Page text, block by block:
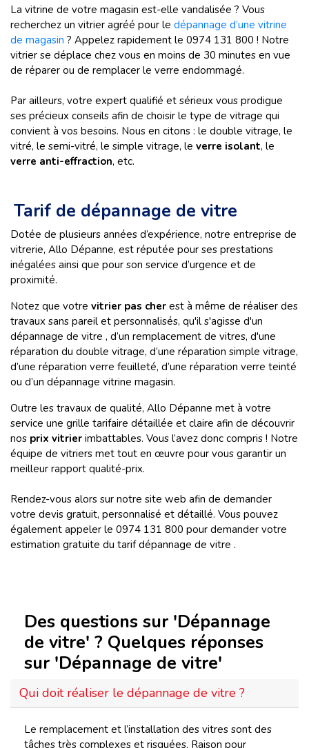
La vitrine de votre magasin est-elle vandalisée ? Vous
recherchez un vitrier agréé pour le dépannage d’une vitrine
de magasin ? Appelez rapidement le 0974 131 800 ! Notre
vitrier se déplace chez vous en moins de 30 minutes en vue
de réparer ou de remplacer le verre endommagé.
Par ailleurs, votre expert qualifié et sérieux vous prodigue
ses précieux conseils afin de choisir le type de vitrage qui
convient à vos besoins. Nous en citons : le double vitrage, le
vitré, le semi-vitré, le simple vitrage, le verre isolant, le
verre anti-effraction, etc.
Tarif de dépannage de vitre
Dotée de plusieurs années d’expérience, notre entreprise de
vitrerie, Allo Dépanne, est réputée pour ses prestations
inégalées ainsi que pour son service d’urgence et de
proximité.
Notez que votre vitrier pas cher est à même de réaliser des
travaux sans pareil et personnalisés, qu'il s'agisse d'un
dépannage de vitre , d’un remplacement de vitres, d'une
réparation du double vitrage, d’une réparation simple vitrage,
d’une réparation verre feuilleté, d’une réparation verre teinté
ou d’un dépannage vitrine magasin.
Outre les travaux de qualité, Allo Dépanne met à votre
service une grille tarifaire détaillée et claire afin de découvrir
nos prix vitrier imbattables. Vous l’avez donc compris ! Notre
équipe de vitriers met tout en œuvre pour vous garantir un
meilleur rapport qualité-prix.
Rendez-vous alors sur notre site web afin de demander
votre devis gratuit, personnalisé et détaillé. Vous pouvez
également appeler le 0974 131 800 pour demander votre
estimation gratuite du tarif dépannage de vitre .
Des questions sur 'Dépannage
de vitre' ? Quelques réponses
sur 'Dépannage de vitre'
Qui doit réaliser le dépannage de vitre ?
Le remplacement et l’installation des vitres sont des
tâches très complexes et risquées. Raison pour